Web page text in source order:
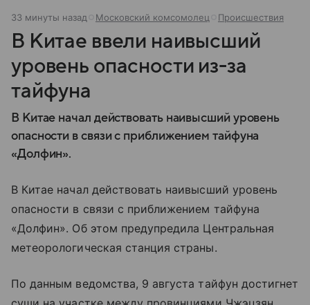
33 минуты назад Московский комсомолец Происшествия
В Китае ввели наивысший
уровень опасности из-за
тайфуна
В Китае начал действовать наивысший уровень
опасности в связи с приближением тайфуна
«Долфин».
В Китае начал действовать наивысший уровень
опасности в связи с приближением тайфуна
«Долфин». Об этом предупредила Центральная
метеорологическая станция страны.
По данным ведомства, 9 августа тайфун достигнет